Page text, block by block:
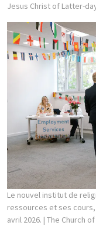
Jesus Christ of Latter-
Le nouvel institut de
ressources et ses
avril 2026. | The Church